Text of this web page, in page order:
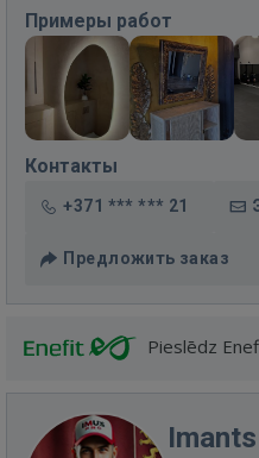
Примеры работ
Контакты
+371 *** *** 21
Предложить заказ
Pieslēdz
Imants